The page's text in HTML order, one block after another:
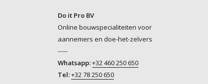
Do it Pro BV
Online bouwspecialiteiten voor
aannemers en doe-het-zelvers
-----
Whatsapp:+32 460 250 650
Tel:+32 78 250 650